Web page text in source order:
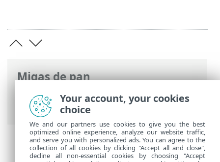
Migas de pan
Ayuda en línea de ESET> ESET Mail
Security >Instalar / Actualizar
Your account, your cookies
choice
We and our partners use cookies to give you the best
optimized online experience, analyze our website traffic,
and serve you with personalized ads. You can agree to the
collection of all cookies by clicking "Accept all and close",
decline all non-essential cookies by choosing "Accept